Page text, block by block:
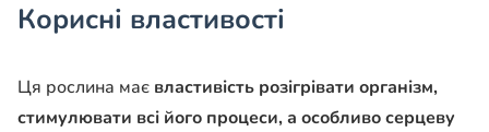
Корисні властивості
Ця рослина має властивість розігрівати організм,
стимулювати всі його процеси, а особливо серцеву